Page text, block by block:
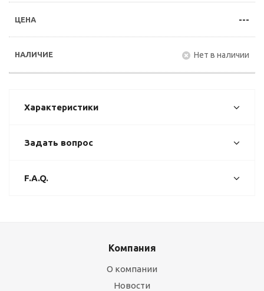
---
Нет в наличии
Характеристики
Задать вопрос
F.A.Q.
Компания
О компании
Новости